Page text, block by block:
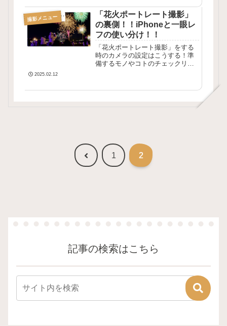
撮影メニュー
「花火ポートレート撮影」
の裏側！！iPhoneと一眼レ
フの使い分け！！
「花火ポートレート撮影」をする
時のカメラの設定はこうする！準
備するモノやコトのチェックリス
2025.02.12
前 1 2
記事の検索はこちら